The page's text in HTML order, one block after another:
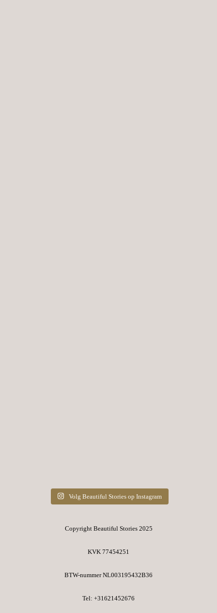
Volg Beautiful Stories op Instagram
Copyright Beautiful Stories 2025
KVK 77454251
BTW-nummer NL003195432B36​
Tel: +31621452676​